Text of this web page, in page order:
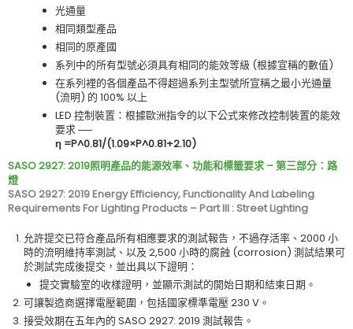
光通量
相同類型產品
相同的原產國
系列中的所有型號必須具有相同的能效等級 (根據宣稱的數值)
在系列裡的各個產品不得超過系列主型號所宣稱之最小光通量
(流明) 的 100% 以上
LED 控制裝置：根據歐洲指令的以下公式來修改控制裝置的能效
要求 ──
η =P^0.81/(1.09×P^0.81+2.10)
SASO 2927: 2019照明產品的能源效率、功能和標籤要求 – 第三部分：路
燈
SASO 2927: 2019 Energy Efficiency, Functionality And Labeling
Requirements For Lighting Products – Part III : Street Lighting
允許提交已符合產品所有相應要求的測試報告，不過存活率、2000 小
時的流明維持率測試、以及 2,500 小時的腐蝕 (corrosion) 測試結果可
於測試完成後提交，並出具以下證明：
提交實驗室的收樣證明，並顯示測試的開始日期和結束日期。
可讓製造商選擇電壓範圍，包括國家標準電壓 230 V。
接受效期在五年內的 SASO 2927: 2019 測試報告。